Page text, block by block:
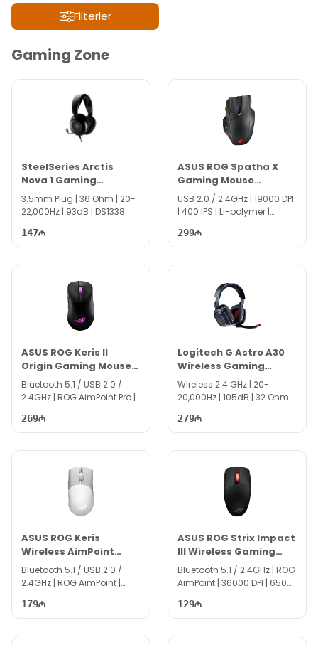
Filterler
Filterler
Gaming Zone
SteelSeries Arctis
Nova 1 Gaming
Headset
3.5mm Plug | 36 Ohm | 20-
22,000Hz | 93dB | DS1338
147
ASUS ROG Spatha X
Gaming Mouse
90MP0220-BMUA00
USB 2.0 / 2.4GHz | 19000 DPI
| 400 IPS | Li-polymer |
299
ASUS ROG Keris II
Origin Gaming Mouse
90MP04A0-BMUA00
Bluetooth 5.1 / USB 2.0 /
2.4GHz | ROG AimPoint Pro |
269
Logitech G Astro A30
Wireless Gaming
Headset
Wireless 2.4 GHz | 20-
20,000Hz | 105dB | 32 Ohm |
279
ASUS ROG Keris
Wireless AimPoint
Gaming Mouse
90MP02V0-BMUA10
Bluetooth 5.1 / USB 2.0 /
2.4GHz | ROG AimPoint |
370mAh | DS5138
179
ASUS ROG Strix Impact
III Wireless Gaming
Mouse 90MP03D0-
BMUA00
Bluetooth 5.1 / 2.4GHz | ROG
AimPoint | 36000 DPI | 650
129